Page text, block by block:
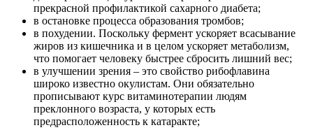
прекрасной профилактикой сахарного диабета;
в остановке процесса образования тромбов;
в похудении. Поскольку фермент ускоряет всасывание
жиров из кишечника и в целом ускоряет метаболизм,
что помогает человеку быстрее сбросить лишний вес;
в улучшении зрения – это свойство рибофлавина
широко известно окулистам. Они обязательно
прописывают курс витаминотерапии людям
преклонного возраста, у которых есть
предрасположенность к катаракте;